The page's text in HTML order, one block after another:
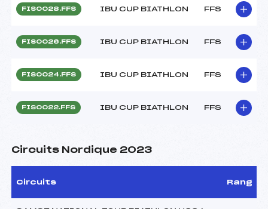
FIS0028.FFS IBU CUP BIATHLON FFS
FIS0026.FFS IBU CUP BIATHLON FFS
FIS0024.FFS IBU CUP BIATHLON FFS
FIS0022.FFS IBU CUP BIATHLON FFS
Circuits Nordique 2023
Circuits Rang